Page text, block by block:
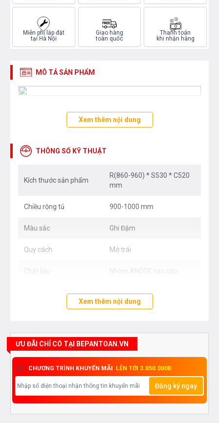
Miễn phí lắp đặt
tại Hà Nội
Giao hàng
toàn quốc
Thanh toán
khi nhận hàng
MÔ TẢ SẢN PHẨM
Xem thêm nội dung
THÔNG SỐ KỸ THUẬT
Kích thước sản phẩm
R(860-960) * S530 * C520
mm
Chiều rộng tủ 900-1000 mm
Màu sắc Ghi Đậm
Quy cách Mở trái
Chất liệu Nhôm ANODE cao cấp
Xem thêm nội dung
ƯU ĐÃI CHỈ CÓ TẠI BEPANTOAN.VN
CHƯƠNG TRÌNH KHUYẾN MÃI LÊN TỚI 3.050.000Đ
Đăng ký ngay